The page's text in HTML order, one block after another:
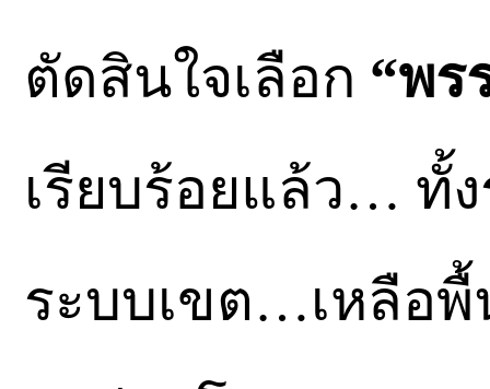
ตัดสินใจเลือก “พร
เรียบร้อยแล้ว… ทั้
ระบบเขต…เหลือ